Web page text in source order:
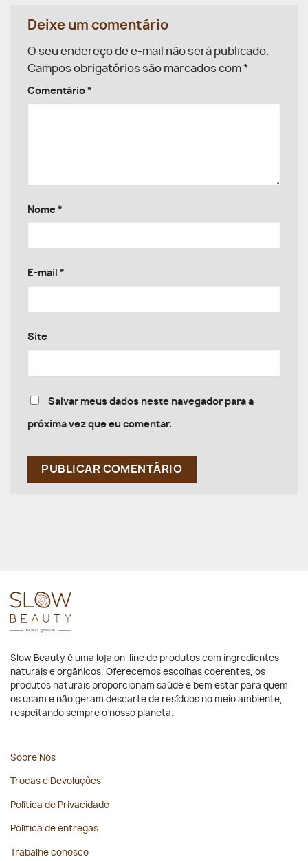
Deixe um comentário
O seu endereço de e-mail não será publicado.
Campos obrigatórios são marcados com*
Comentário *
Nome *
E-mail *
Site
Salvar meus dados neste navegador para a
próxima vez que eu comentar.
Slow Beauty é uma loja on-line de produtos com ingredientes
naturais e orgânicos. Oferecemos escolhas coerentes, os
produtos naturais proporcionam saúde e bem estar para quem
os usam e não geram descarte de resíduos no meio ambiente,
respeitando sempre o nosso planeta.
Sobre Nós
Trocas e Devoluções
Política de Privacidade
Política de entregas
Trabalhe conosco